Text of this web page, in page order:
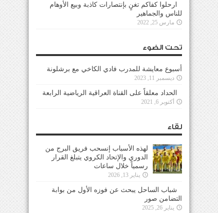
ارحلوا كفاكم تغنٍ بإنتصارات كاذبة وبيع الأوهام
للناس والجماهير
مارس 25, 2022
تحت الضوء
أسبوع معايشة للمدرب فادي الكاخي مع برشلونة
ديسمبر 11, 2023
الحداد معلقاً على القناة العراقية الرياضية الرابعة
أكتوبر 6, 2021
لقاء
لهذه الأسباب إنسحب فريق البرج من
الدوري والإتحاد الكروي يتبلغ القرار
رسمياً خلال ساعات
يناير 13, 2026
شباب الساحل يبحث عن فوزه الأول من بوابة
التضامن صور
يناير 26, 2025